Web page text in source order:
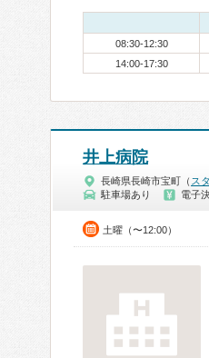
08:30-12:30
14:00-17:30
井上病院
長崎県長崎市宝町（ ス
駐車場あり
電子
土曜（〜12:00）